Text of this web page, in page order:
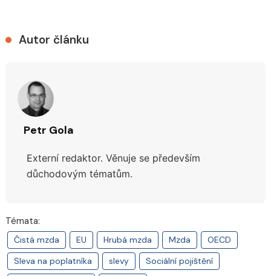
Autor článku
Petr Gola
Externí redaktor. Věnuje se především
důchodovým tématům.
Témata:
Čistá mzda EU Hrubá mzda Mzda
OECD
Sleva na poplatníka
slevy
Sociální pojištění